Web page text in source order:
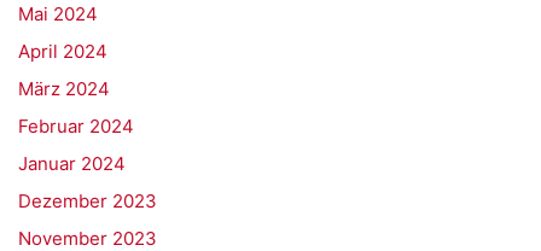
Mai 2024
April 2024
März 2024
Februar 2024
Januar 2024
Dezember 2023
November 2023